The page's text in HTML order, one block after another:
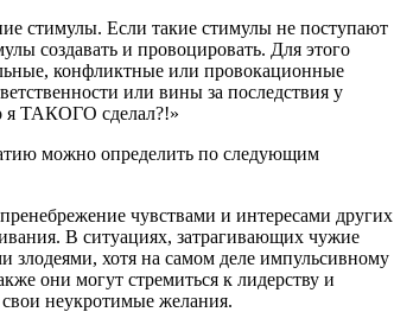
стимулы. Если такие стимулы не поступают
создавать и провоцировать. Для этого
конфликтные или провокационные
или вины за последствия у
я ТАКОГО сделал?!»
можно определить по следующим
чувствами и интересами других
В ситуациях, затрагивающих чужие
хотя на самом деле импульсивному
они могут стремиться к лидерству и
неукротимые желания.